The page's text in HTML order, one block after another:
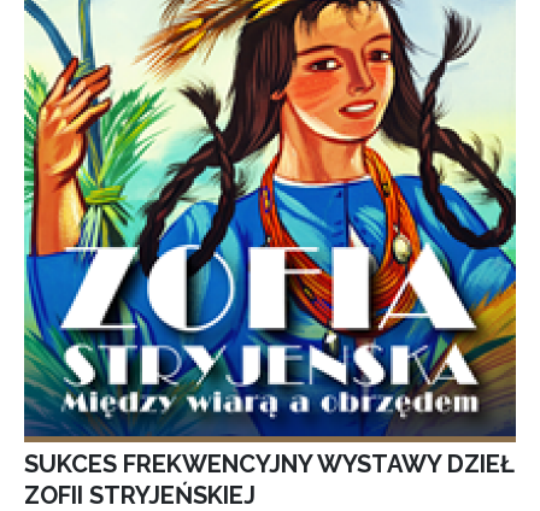
SUKCES FREKWENCYJNY WYSTAWY DZIEŁ
ZOFII STRYJEŃSKIEJ